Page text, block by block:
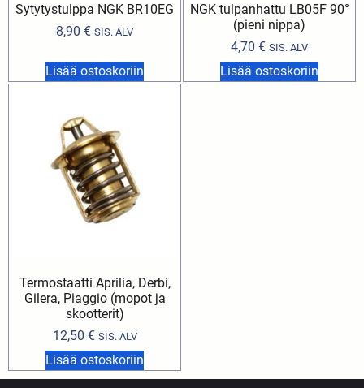
Sytytystulppa NGK BR10EG
8,90 € SIS. ALV
Lisää ostoskoriin
NGK tulpanhattu LB05F 90°
(pieni nippa)
4,70 € SIS. ALV
Lisää ostoskoriin
Termostaatti Aprilia, Derbi,
Gilera, Piaggio (mopot ja
skootterit)
12,50 € SIS. ALV
Lisää ostoskoriin